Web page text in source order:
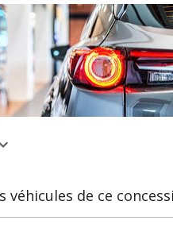
véhicules de ce